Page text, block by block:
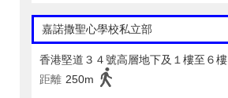
嘉諾撒聖心學校私立部
香港堅道３４號高層地下及１樓至６樓
距離 250m